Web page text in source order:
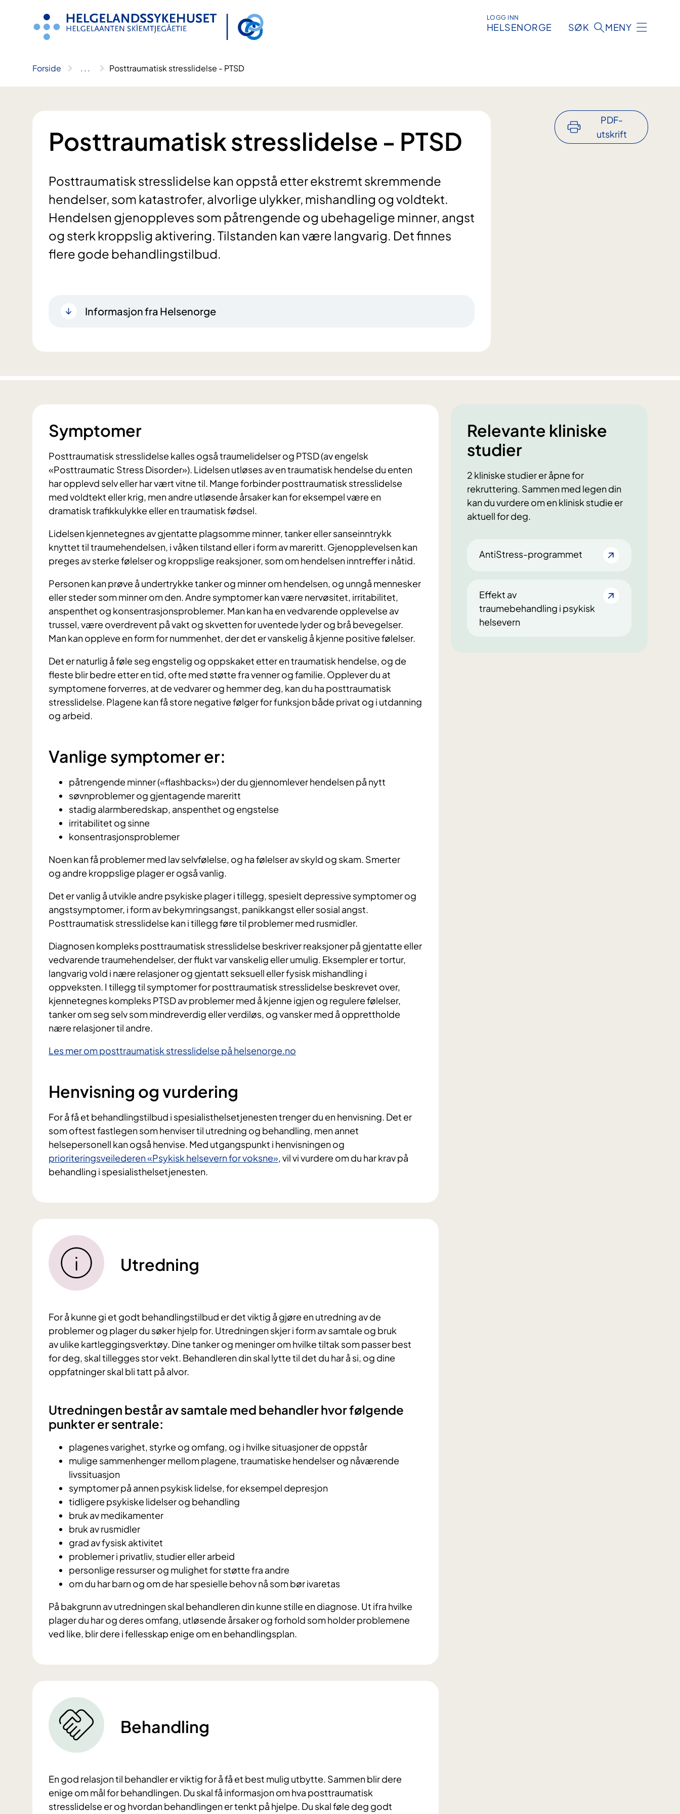
LOGG INN
HELSENORGE SØK MENY
Forside .. . Posttraumatisk stresslidelse - PTSD
Posttraumatisk stresslidelse - PTSD
Posttraumatisk stresslidelse kan oppstå etter ekstremt skremmende
hendelser, som katastrofer, alvorlige ulykker, mishandling og voldtekt.
Hendelsen gjenoppleves som påtrengende og ubehagelige minner, angst
og sterk kroppslig aktivering. Tilstanden kan være langvarig. Det finnes
flere gode behandlingstilbud.
Informasjon fra Helsenorge
PDF-
utskrift
Symptomer
Posttraumatisk stresslidelse kalles også traumelidelser og PTSD (av engelsk
«Posttraumatic Stress Disorder»). Lidelsen utløses av en traumatisk hendelse du enten
har opplevd selv eller har vært vitne til. Mange forbinder posttraumatisk stresslidelse
med voldtekt eller krig, men andre utløsende årsaker kan for eksempel være en
dramatisk trafikkulykke eller en traumatisk fødsel.
Lidelsen kjennetegnes av gjentatte plagsomme minner, tanker eller sanseinntrykk
knyttet til traumehendelsen, i våken tilstand eller i form av mareritt. Gjenopplevelsen kan
preges av sterke følelser og kroppslige reaksjoner, som om hendelsen inntreffer i nåtid.
Personen kan prøve å undertrykke tanker og minner om hendelsen, og unngå mennesker
eller steder som minner om den. Andre symptomer kan være nervøsitet, irritabilitet,
anspenthet og konsentrasjonsproblemer. Man kan ha en vedvarende opplevelse av
trussel, være overdrevent på vakt og skvetten for uventede lyder og brå bevegelser.
Man kan oppleve en form for nummenhet, der det er vanskelig å kjenne positive følelser.
Det er naturlig å føle seg engstelig og oppskaket etter en traumatisk hendelse, og de
fleste blir bedre etter en tid, ofte med støtte fra venner og familie. Opplever du at
symptomene forverres, at de vedvarer og hemmer deg, kan du ha posttraumatisk
stresslidelse. Plagene kan få store negative følger for funksjon både privat og i utdanning
og arbeid.
Vanlige symptomer er:
påtrengende minner («flashbacks») der du gjennomlever hendelsen på nytt
søvnproblemer og gjentagende mareritt
stadig alarmberedskap, anspenthet og engstelse
irritabilitet og sinne
konsentrasjonsproblemer
Noen kan få problemer med lav selvfølelse, og ha følelser av skyld og skam. Smerter
og andre kroppslige plager er også vanlig.
Det er vanlig å utvikle andre psykiske plager i tillegg, spesielt depressive symptomer og
angstsymptomer, i form av bekymringsangst, panikkangst eller sosial angst.
Posttraumatisk stresslidelse kan i tillegg føre til problemer med rusmidler.
Diagnosen kompleks posttraumatisk stresslidelse beskriver reaksjoner på gjentatte eller
vedvarende traumehendelser, der flukt var vanskelig eller umulig. Eksempler er tortur,
langvarig vold i nære relasjoner og gjentatt seksuell eller fysisk mishandling i
oppveksten. I tillegg til symptomer for posttraumatisk stresslidelse beskrevet over,
kjennetegnes kompleks PTSD av problemer med å kjenne igjen og regulere følelser,
tanker om seg selv som mindreverdig eller verdiløs, og vansker med å opprettholde
nære relasjoner til andre.
Les mer om posttraumatisk stresslidelse på helsenorge.no
Henvisning og vurdering
For å få et behandlingstilbud i spesialisthelsetjenesten trenger du en henvisning. Det er
som oftest fastlegen som henviser til utredning og behandling, men annet
helsepersonell kan også henvise. Med utgangspunkt i henvisningen og
prioriteringsveilederen «Psykisk helsevern for voksne», vil vi vurdere om du har krav på
behandling i spesialisthelsetjenesten.
Relevante kliniske
studier
2 kliniske studier er åpne for
rekruttering. Sammen med legen din
kan du vurdere om en klinisk studie er
aktuell for deg.
AntiStress-programmet
Effekt av
traumebehandling i psykisk
helsevern
Utredning
For å kunne gi et godt behandlingstilbud er det viktig å gjøre en utredning av de
problemer og plager du søker hjelp for. Utredningen skjer i form av samtale og bruk
av ulike kartleggingsverktøy. Dine tanker og meninger om hvilke tiltak som passer best
for deg, skal tillegges stor vekt. Behandleren din skal lytte til det du har å si, og dine
oppfatninger skal bli tatt på alvor.
Utredningen består av samtale med behandler hvor følgende
punkter er sentrale:
plagenes varighet, styrke og omfang, og i hvilke situasjoner de oppstår
mulige sammenhenger mellom plagene, traumatiske hendelser og nåværende
livssituasjon
symptomer på annen psykisk lidelse, for eksempel depresjon
tidligere psykiske lidelser og behandling
bruk av medikamenter
bruk av rusmidler
grad av fysisk aktivitet
problemer i privatliv, studier eller arbeid
personlige ressurser og mulighet for støtte fra andre
om du har barn og om de har spesielle behov nå som bør ivaretas
På bakgrunn av utredningen skal behandleren din kunne stille en diagnose. Ut ifra hvilke
plager du har og deres omfang, utløsende årsaker og forhold som holder problemene
ved like, blir dere i fellesskap enige om en behandlingsplan.
Behandling
En god relasjon til behandler er viktig for å få et best mulig utbytte. Sammen blir dere
enige om mål for behandlingen. Du skal få informasjon om hva posttraumatisk
stresslidelse er og hvordan behandlingen er tenkt på hjelpe. Du skal føle deg godt